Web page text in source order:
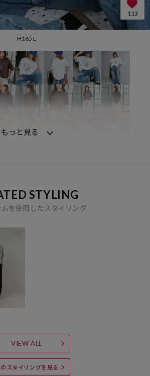
H165 L
113
もっと見る
STYLING
ムを使用したスタイリング
VIEW ALL
のスタイリングを見る